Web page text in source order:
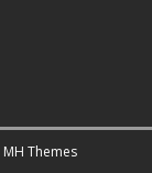
MH Themes